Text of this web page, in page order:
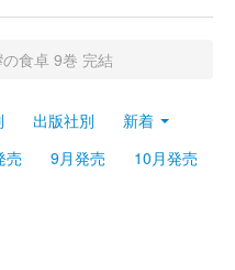
食卓 9巻 完結
出版社別
新着
売 9月発売 10月発売